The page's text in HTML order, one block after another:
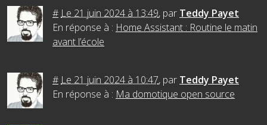
# Le 21 juin 2024 à 13:49, par Teddy Payet
En réponse à : Home Assistant : Routine le matin
avant l’école
# Le 21 juin 2024 à 10:47, par Teddy Payet
En réponse à : Ma domotique open source